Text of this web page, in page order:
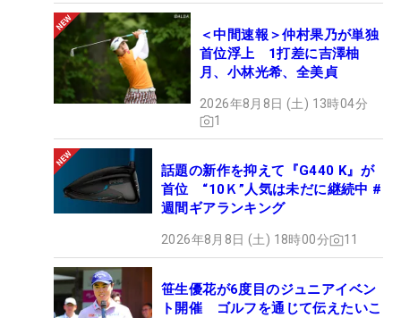
＜中間速報＞仲村果乃が単独
首位浮上 1打差に吉澤柚
月、小林光希、全美貞
2026年8月8日 (土) 13時04分
1
話題の新作を抑えて『G440 K』が
首位 “10Ｋ”人気は未だに継続中 #
週間ギアランキング
2026年8月8日 (土) 18時00分 11
笹生優花が6度目のジュニアイベン
ト開催 ゴルフを通じて伝えたいこ